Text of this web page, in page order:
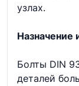
узлах.
Назначение
Болты DIN
деталей